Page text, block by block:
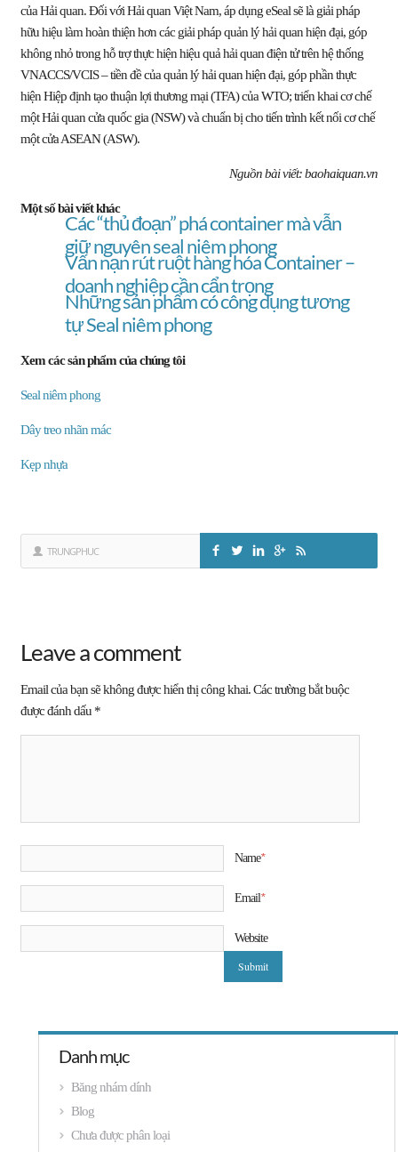
của Hải quan. Đối với Hải quan Việt Nam, áp dụng eSeal sẽ là giải pháp
hữu hiệu làm hoàn thiện hơn các giải pháp quản lý hải quan hiện đại, góp
không nhỏ trong hỗ trợ thực hiện hiệu quả hải quan điện tử trên hệ thống
VNACCS/VCIS – tiền đề của quản lý hải quan hiện đại, góp phần thực
hiện Hiệp định tạo thuận lợi thương mại (TFA) của WTO; triển khai cơ chế
một Hải quan cửa quốc gia (NSW) và chuẩn bị cho tiến trình kết nối cơ chế
một cửa ASEAN (ASW).
Nguồn bài viết: baohaiquan.vn
Một số bài viết khác
Các “thủ đoạn” phá container mà vẫn
giữ nguyên seal niêm phong
Vấn nạn rút ruột hàng hóa Container –
doanh nghiệp cần cẩn trọng
Những sản phẩm có công dụng tương
tự Seal niêm phong
Xem các sản phẩm của chúng tôi
Seal niêm phong
Dây treo nhãn mác
Kẹp nhựa
TRUNGPHUC
Leave a comment
Email của bạn sẽ không được hiển thị công khai.Các trường bắt buộc
được đánh dấu *
Name*
Email*
Website
Danh mục
Băng nhám dính
Blog
Chưa được phân loại